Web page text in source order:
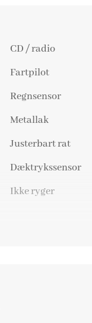
CD / radio
Fartpilot
Regnsensor
Metallak
Justerbart rat
Dæktrykssensor
Ikke ryger